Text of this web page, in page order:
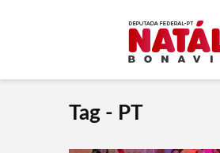
Tag - PT